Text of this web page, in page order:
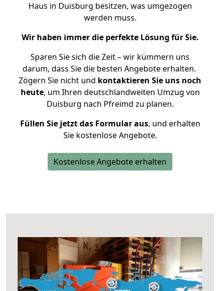
Haus in Duisburg besitzen, was umgezogen
werden muss.
Wir haben immer die perfekte Lösung für Sie.
Sparen Sie sich die Zeit – wir kümmern uns
darum, dass Sie die besten Angebote erhalten.
Zögern Sie nicht und kontaktieren Sie uns noch
heute, um Ihren deutschlandweiten Umzug von
Duisburg nach Pfreimd zu planen.
Füllen Sie jetzt das Formular aus, und erhalten
Sie kostenlose Angebote.
Kostenlose Angebote erhalten